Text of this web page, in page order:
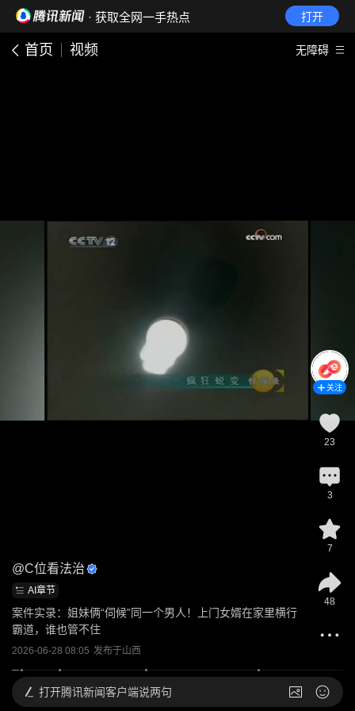
· 获取全网一手热点 打开
首页 视频 无障碍
@C位看法治
AI章节
案件实录：姐妹俩“伺候”同一个男人！上门女婿在家里横行
霸道，谁也管不住
2026-06-28 08:05 发布于山西
关注
23
3
7
48
打开腾讯新闻客户端说两句